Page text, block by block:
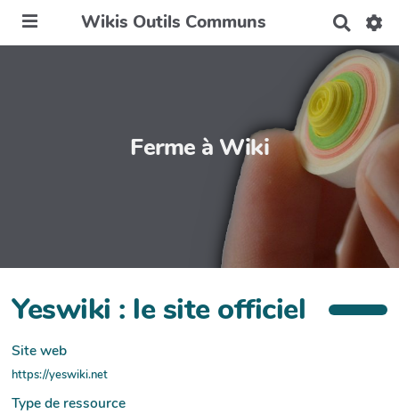
Wikis Outils Communs
c
h
e
r
c
h
e
Ferme à Wiki
Yeswiki : le site officiel
Site web
https://yeswiki.net
Type de ressource